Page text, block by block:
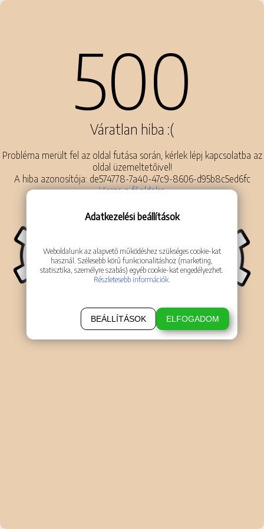
500
Váratlan hiba :(
Probléma merült fel az oldal futása során, kérlek lépj kapcsolatba az
oldal üzemeltetőivel!
A hiba azonosítója: de574778-7a40-47c9-8606-d95b8c5ed6fc
Vissza a főoldalra
Adatkezelési beállítások
Weboldalunk az alapvető működéshez szükséges cookie-kat
használ. Szélesebb körű funkcionalitáshoz (marketing,
statisztika, személyre szabás) egyéb cookie-kat engedélyezhet.
Részletesebb információk.
BEÁLLÍTÁSOK ELFOGADOM